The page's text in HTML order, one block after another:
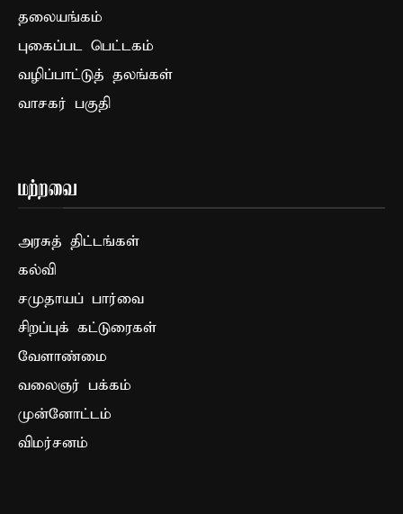
தலையங்கம்
புகைப்பட பெட்டகம்
வழிப்பாட்டுத் தலங்கள்
வாசகர் பகுதி
மற்றவை
அரசுத் திட்டங்கள்
கல்வி
சமுதாயப் பார்வை
சிறப்புக் கட்டுரைகள்
வேளாண்மை
வலைஞர் பக்கம்
முன்னோட்டம்
விமர்சனம்